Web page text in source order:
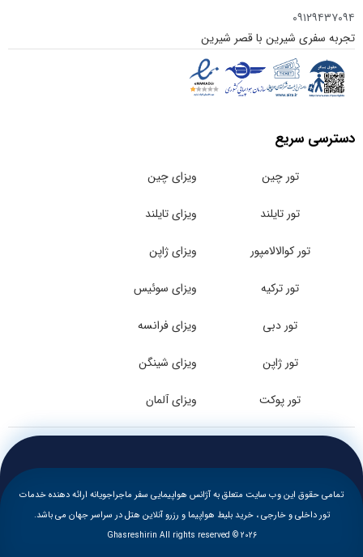
۰۹۱۲۹۴۳۷۰۹۴
تجربه سفری شیرین با قصر شیرین
دسترسی سریع
تور چین
تور تایلند
تور کوالالامپور
تور ترکیه
تور دبی
تور ژاپن
تور پوکت
ویزای چین
ویزای تایلند
ویزای ژاپن
ویزای سوئیس
ویزای فرانسه
ویزای شینگن
ویزای آلمان
تمامی حقوق این وب سایت متعلق به آژانس هواپیمایی سفر ماجراجویانه ارائه دهنده خدمات
تور داخلی و خارجی ، خرید بلیط هواپیما و رزرو آنلاین هتل در سراسر جهان می باشد.
Ghasreshirin All rights reserved © 2026